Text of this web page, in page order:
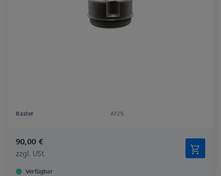
Raster AF25
90,00 €
zzgl. USt.
Verfügbar